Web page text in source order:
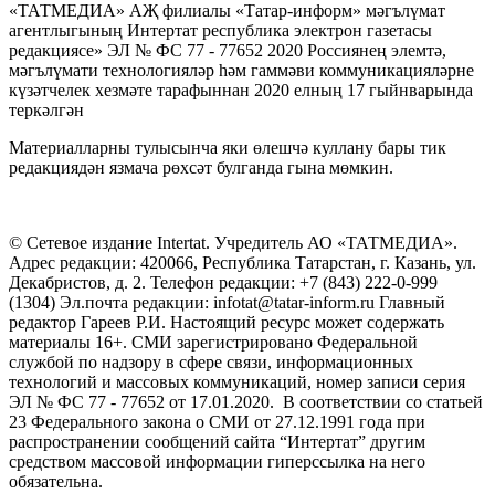
«ТАТМЕДИА» АҖ филиалы «Татар-информ» мәгълүмат
агентлыгының Интертат республика электрон газетасы
редакциясе» ЭЛ № ФС 77 - 77652 2020 Россиянең элемтә,
мәгълүмати технологияләр һәм гаммәви коммуникацияләрне
күзәтчелек хезмәте тарафыннан 2020 елның 17 гыйнварында
теркәлгән
Материалларны тулысынча яки өлешчә куллану бары тик
редакциядән язмача рөхсәт булганда гына мөмкин.
© Сетевое издание Intertat. Учредитель АО «ТАТМЕДИА».
Адрес редакции: 420066, Республика Татарстан, г. Казань, ул.
Декабристов, д. 2. Телефон редакции: +7 (843) 222-0-999
(1304) Эл.почта редакции: infotat@tatar-inform.ru Главный
редактор Гареев Р.И. Настоящий ресурс может содержать
материалы 16+. СМИ зарегистрировано Федеральной
службой по надзору в сфере связи, информационных
технологий и массовых коммуникаций, номер записи серия
ЭЛ № ФС 77 - 77652 от 17.01.2020. В соответствии со статьей
23 Федерального закона о СМИ от 27.12.1991 года при
распространении сообщений сайта “Интертат” другим
средством массовой информации гиперссылка на него
обязательна.